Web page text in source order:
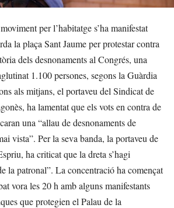
per l’habitatge s’ha manifestat
la plaça Sant Jaume per protestar contra
dels desnonaments al Congrés, una
1.100 persones, segons la Guàrdia
als mitjans, el portaveu del Sindicat de
ha lamentat que els vots en contra de
una “allau de desnonaments de
vista”. Per la seva banda, la portaveu de
ha criticat que la dreta s’hagi
la patronal”. La concentració ha començat
vora les 20 h amb alguns manifestants
que protegien el Palau de la